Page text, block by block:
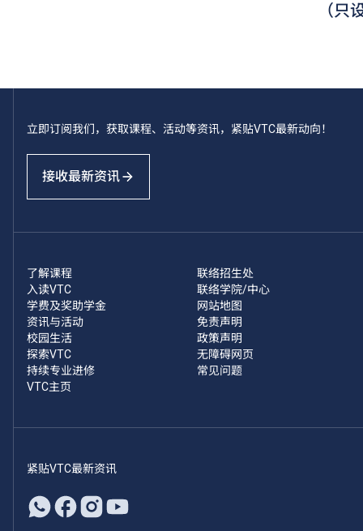
（只
立即订阅我们，获取课程、活动等资讯，紧贴VTC最新动向！
接收最新资讯
了解课程
入读VTC
学费及奖助学金
资讯与活动
校园生活
探索VTC
持续专业进修
VTC主页
联络招生处
联络学院/中心
网站地图
免责声明
政策声明
无障碍网页
常见问题
紧贴VTC最新资讯